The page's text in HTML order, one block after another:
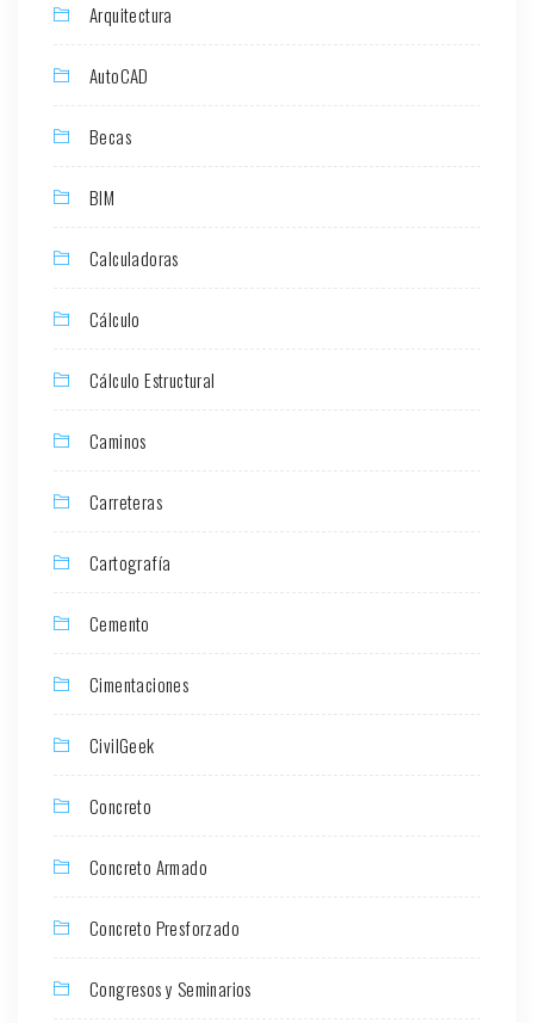
Arquitectura
AutoCAD
Becas
BIM
Calculadoras
Cálculo
Cálculo Estructural
Caminos
Carreteras
Cartografía
Cemento
Cimentaciones
CivilGeek
Concreto
Concreto Armado
Concreto Presforzado
Congresos y Seminarios